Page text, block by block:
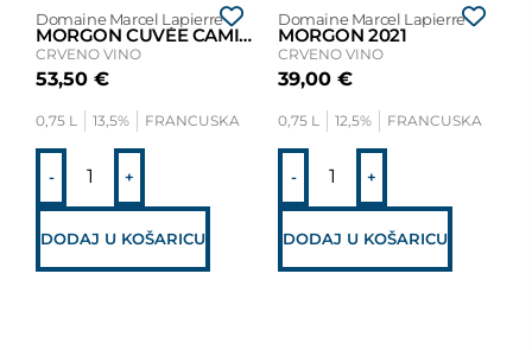
Domaine Marcel Lapierre
MORGON CUVÉE CAMILLE 2020
CRVENO VINO
53,50 €
0,75 L 13,5% FRANCUSKA
- +
DODAJ U KOŠARICU
Domaine Marcel Lapierre
MORGON 2021
CRVENO VINO
39,00 €
0,75 L 12,5% FRANCUSKA
- +
DODAJ U KOŠARICU